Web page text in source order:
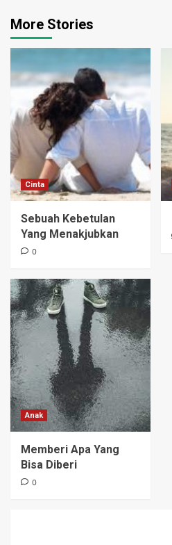
More Stories
Cinta
Sebuah Kebetulan
Yang Menakjubkan
0
Anak
Memberi Apa Yang
Bisa Diberi
0